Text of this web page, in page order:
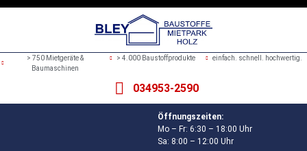
> 750 Mietgeräte &
Baumaschinen
> 4.000 Baustoffprodukte einfach. schnell. hochwertig.
034953-2590
Öffnungszeiten:
Mo – Fr: 6:30 – 18:00 Uhr
Sa: 8:00 – 12:00 Uhr